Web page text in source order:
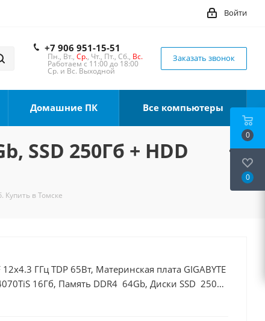
Войти
+7 906 951-15-51
Пн., Вт., Ср., Чт., Пт., Сб., Вс.
Работаем с 11:00 до 18:00
Ср. и Вс. Выходной
Заказать звонок
Домашние ПК Все компьютеры
SSD 250Гб + HDD
Купить в Томске
ГГц TDP 65Вт, Материнская плата GIGABYTE
16Гб, Память DDR4 64Gb, Диски SSD 250Гб
0
0